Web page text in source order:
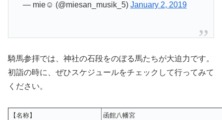
— mie☺︎ (@miesan_musik_5) January 2, 2019
騎馬参拝では、神社の石段をのぼる馬たちが大迫力です。
初詣の時に、ぜひスケジュールをチェックして行ってみて
ください。
【名称】
函館八幡宮